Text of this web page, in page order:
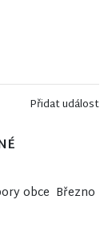
Přidat událost
obce Březno